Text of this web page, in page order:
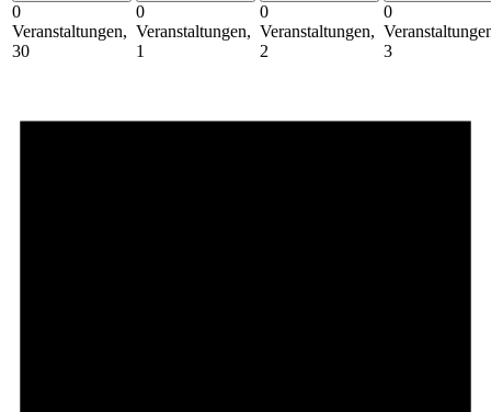
0
Veranstaltungen,
30
0
Veranstaltungen,
1
0
Veranstaltungen,
2
0
3